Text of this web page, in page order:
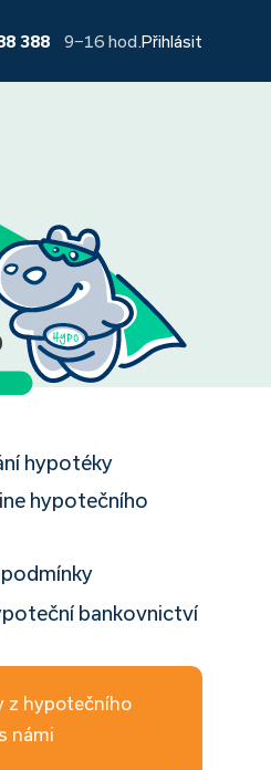
388 9−16 hod. Přihlásit
hypotéky
hypotečního
bankovnictví
z hypotečního
námi